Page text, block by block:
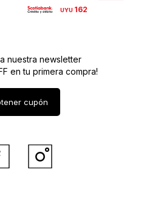
UYU 162
nuestra newsletter
en tu primera compra!
cupón
